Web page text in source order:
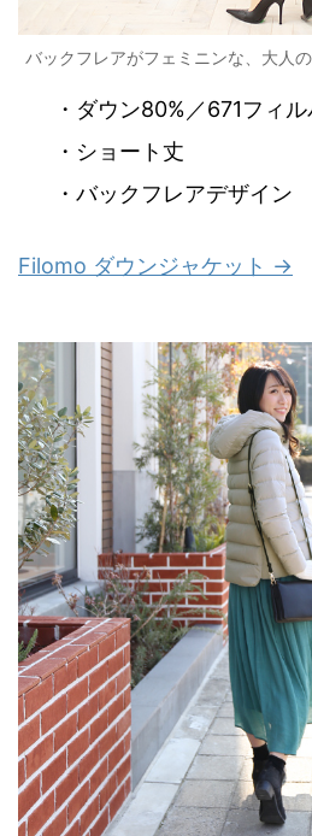
バックフレアがフェミニンな、大人
・ダウン80%／671フィ
・ショート丈
・バックフレアデザイン
Filomo ダウンジャケット →